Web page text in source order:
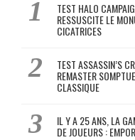
TEST HALO
RESSUSCITE LE
CICATRICES
TEST ASSASSIN’S
REMASTER
CLASSIQUE
IL Y A 25 ANS, LA
DE JOUEURS :